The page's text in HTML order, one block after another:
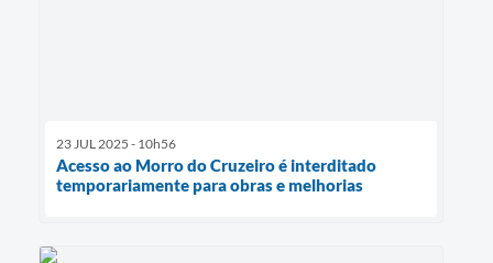
23 JUL 2025 - 10h56
Acesso ao Morro do Cruzeiro é interditado
temporariamente para obras e melhorias